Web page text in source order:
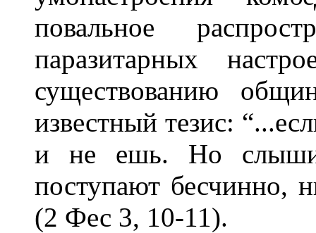
повальное
паразитарных
существованию
известный тезис:
и не ешь. Но
поступают бесчинно,
(2 Фес 3, 10-11).